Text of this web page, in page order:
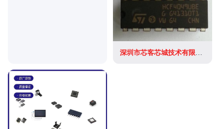
深圳市芯客芯城技术有限公司